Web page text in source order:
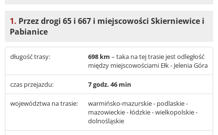
1. Przez drogi 65 i 667 i miejscowości Skierniewice i
Pabianice
długość trasy: 698 km – taka na tej trasie jest odległość
między miejscowościami Ełk - Jelenia Góra
czas przejazdu: 7 godz. 46 min
województwa na trasie:
warmińsko-mazurskie - podlaskie -
mazowieckie - łódzkie - wielkopolskie -
dolnośląskie